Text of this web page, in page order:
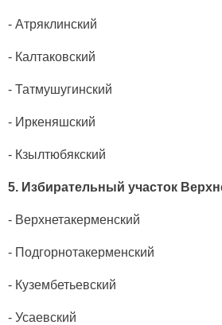
- Атряклинский
- Калтаковский
- Татмушугинский
- Иркеняшский
- Кзылтюбякский
5. Избирательный участок
- Верхнетакерменский
- Подгорнотакерменский
- Кузембетьевский
- Усаевский